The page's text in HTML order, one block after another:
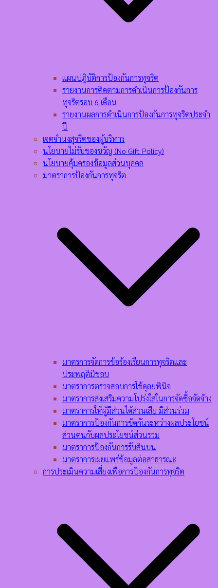
แผนปฎิบัติการป้องกันการทุจริต
รายงานการติดตามการดำเนินการป้องกันการ
ทุจริตรอบ 6 เดือน
รายงานผลการดำเนินการป้องกันการทุจริตประจำ
ปี
เจตจำนงสุจริตของผู้บริหาร
นโยบายไม่รับของขวัญ (No Gift Policy)
นโยบายคุ้มครองข้อมูลส่วนบุคคล
มาตราการป้องกันการทุจริต
มาตรการจัดการข้อร้องเรียนการทุจริตและ
ประพฤติมิชอบ
มาตราการตรวจสอบการใช้ดุลยพินิจ
มาตราการส่งเสริมความโปร่งใสในการจัดซื้อจัดจ้าง
มาตราการให้ผู้มีส่วนได้ส่วนเสีย มีส่วนร่วม
มาตราการป้องกันการขัดกันระหว่างผลประโยชน์
ส่วนตนกับผลประโยชน์ส่วนรวม
มาตราการป้องกันการรับสินบน
มาตราการเผยแพร่ข้อมูลต่อสาธารณะ
การประเมินความเสี่ยงเพื่อการป้องกันการทุจริต